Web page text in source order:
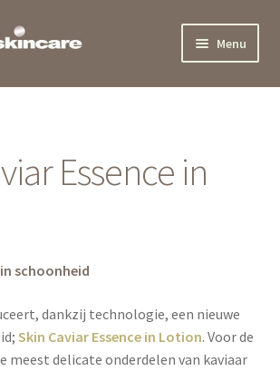
Menu
Essence in
n schoonheid
dankzij technologie, een nieuwe
Skin Caviar Essence in Lotion. Voor de
meest delicate onderdelen van kaviaar